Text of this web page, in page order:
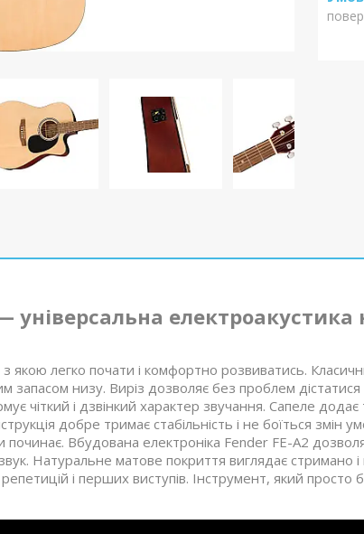
універсальна
якою легко почати і комфортно розвиватись.
запасом низу. Виріз дозволяє без проблем
чіткий і дзвінкий характер звучання. Сапеле
добре тримає стабільність і не боїться змін
починає. Вбудована електроніка Fender FE-A2
Натуральне матове покриття виглядає стримано
і перших виступів. Інструмент, який просто